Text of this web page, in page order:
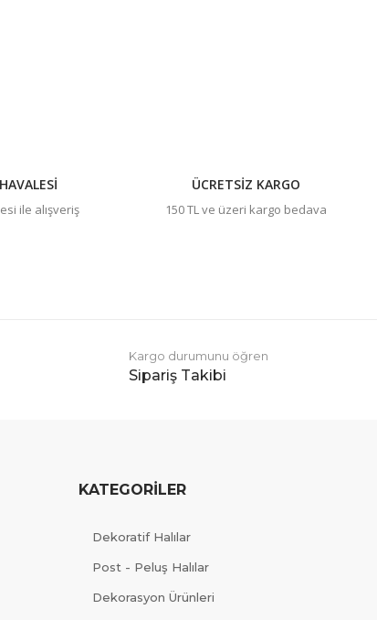
ile alışveriş
ÜCRETSİZ KARGO
150 TL ve üzeri kargo bedava
Kargo durumunu öğren
Sipariş Takibi
KATEGORİLER
Dekoratif Halılar
Post - Peluş Halılar
Dekorasyon Ürünleri